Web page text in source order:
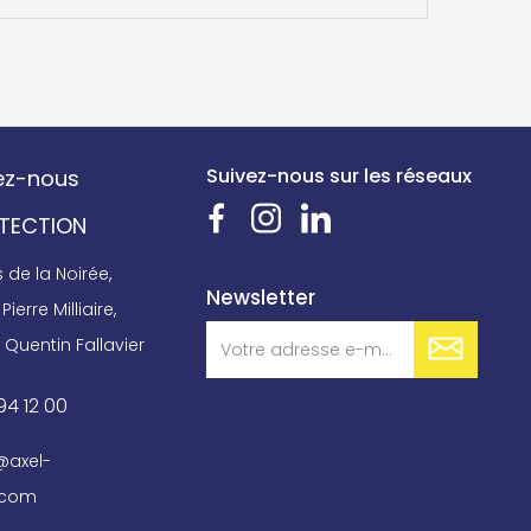
nous
de la Noirée,
Milliaire,
Quentin Fallavier
12 00
Suivez-nous sur les réseaux
Newsletter